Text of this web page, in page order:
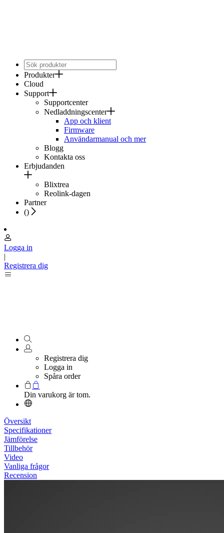
Produkter
Cloud
Support
Supportcenter
Nedladdningscenter
App och klient
Firmware
Användarmanual och mer
Blogg
Kontakta oss
Erbjudanden
Blixtrea
Reolink-dagen
Partner
()
Logga in
|
Registrera dig
Registrera dig
Logga in
Spåra order
Din varukorg är tom.
Översikt
Specifikationer
Jämförelse
Tillbehör
Video
Vanliga frågor
Recension